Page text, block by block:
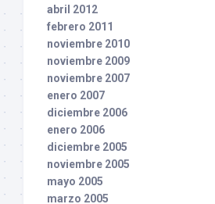
abril 2012
febrero 2011
noviembre 2010
noviembre 2009
noviembre 2007
enero 2007
diciembre 2006
enero 2006
diciembre 2005
noviembre 2005
mayo 2005
marzo 2005